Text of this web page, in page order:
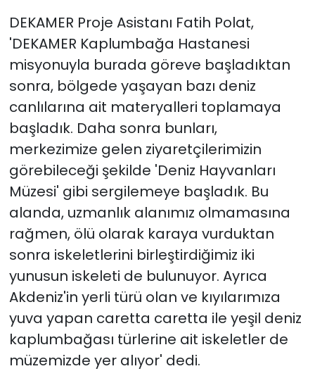
DEKAMER Proje Asistanı Fatih Polat,
'DEKAMER Kaplumbağa Hastanesi
misyonuyla burada göreve başladıktan
sonra, bölgede yaşayan bazı deniz
canlılarına ait materyalleri toplamaya
başladık. Daha sonra bunları,
merkezimize gelen ziyaretçilerimizin
görebileceği şekilde 'Deniz Hayvanları
Müzesi' gibi sergilemeye başladık. Bu
alanda, uzmanlık alanımız olmamasına
rağmen, ölü olarak karaya vurduktan
sonra iskeletlerini birleştirdiğimiz iki
yunusun iskeleti de bulunuyor. Ayrıca
Akdeniz'in yerli türü olan ve kıyılarımıza
yuva yapan caretta caretta ile yeşil deniz
kaplumbağası türlerine ait iskeletler de
müzemizde yer alıyor' dedi.